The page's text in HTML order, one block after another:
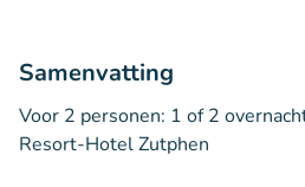
Samenvatting
Voor 2 personen: 1 of 2
Resort-Hotel Zutphen